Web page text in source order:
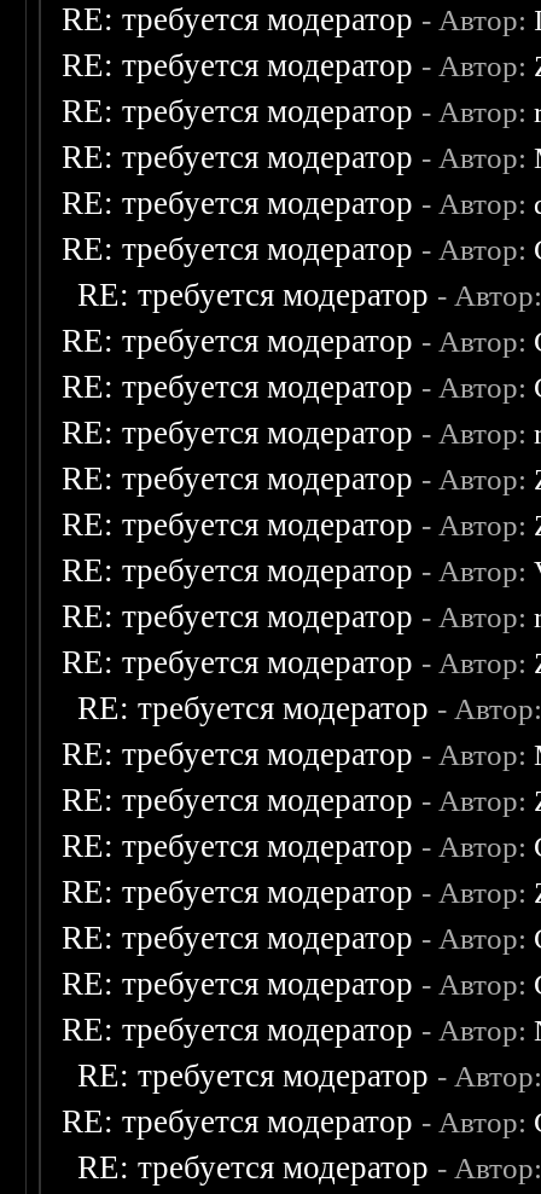
RE: требуется модератор - Автор:
RE: требуется модератор - Автор:
RE: требуется модератор - Автор:
RE: требуется модератор - Автор:
RE: требуется модератор - Автор:
RE: требуется модератор - Автор:
RE: требуется модератор -
RE: требуется модератор - Автор:
RE: требуется модератор - Автор:
RE: требуется модератор - Автор:
RE: требуется модератор - Автор:
RE: требуется модератор - Автор:
RE: требуется модератор - Автор:
RE: требуется модератор - Автор:
RE: требуется модератор - Автор:
RE: требуется модератор -
RE: требуется модератор - Автор:
RE: требуется модератор - Автор:
RE: требуется модератор - Автор:
RE: требуется модератор - Автор:
RE: требуется модератор - Автор:
RE: требуется модератор - Автор:
RE: требуется модератор - Автор:
RE: требуется модератор -
RE: требуется модератор - Автор:
RE: требуется модератор -